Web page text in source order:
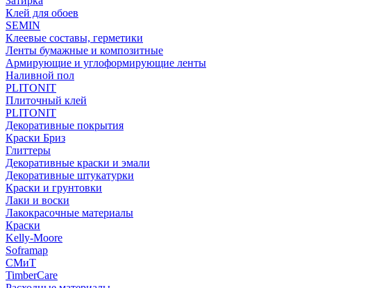
Клей для обоев
SEMIN
Клеевые составы, герметики
Ленты бумажные и композитные
Армирующие и углоформирующие ленты
Наливной пол
PLITONIT
Плиточный клей
PLITONIT
Декоративные покрытия
Краски Бриз
Глиттеры
Декоративные краски и эмали
Декоративные штукатурки
Краски и грунтовки
Лаки и воски
Лакокрасочные материалы
Краски
Kelly-Moore
Soframap
СМиТ
TimberCare